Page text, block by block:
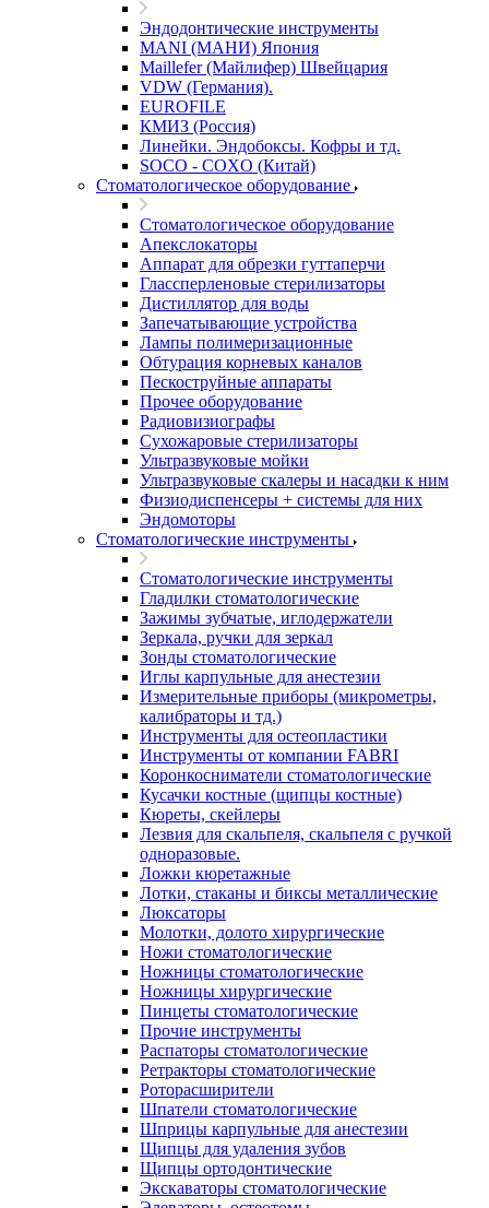
Эндодонтические инструменты
MANI (МАНИ) Япония
Maillefer (Майлифер) Швейцария
VDW (Германия).
EUROFILE
КМИЗ (Россия)
Линейки. Эндобоксы. Кофры и тд.
SOCO - COXO (Китай)
Стоматологическое оборудование
Стоматологическое оборудование
Апекслокаторы
Аппарат для обрезки гуттаперчи
Глассперленовые стерилизаторы
Дистиллятор для воды
Запечатывающие устройства
Лампы полимеризационные
Обтурация корневых каналов
Пескоструйные аппараты
Прочее оборудование
Радиовизиографы
Сухожаровые стерилизаторы
Ультразвуковые мойки
Ультразвуковые скалеры и насадки к ним
Физиодиспенсеры + системы для них
Эндомоторы
Стоматологические инструменты
Стоматологические инструменты
Гладилки стоматологические
Зажимы зубчатые, иглодержатели
Зеркала, ручки для зеркал
Зонды стоматологические
Иглы карпульные для анестезии
Измерительные приборы (микрометры,
калибраторы и тд.)
Инструменты для остеопластики
Инструменты от компании FABRI
Коронкосниматели стоматологические
Кусачки костные (щипцы костные)
Кюреты, скейлеры
Лезвия для скальпеля, скальпеля с ручкой
одноразовые.
Ложки кюретажные
Лотки, стаканы и биксы металлические
Люксаторы
Молотки, долото хирургические
Ножи стоматологические
Ножницы стоматологические
Ножницы хирургические
Пинцеты стоматологические
Прочие инструменты
Распаторы стоматологические
Ретракторы стоматологические
Роторасширители
Шпатели стоматологические
Шприцы карпульные для анестезии
Щипцы для удаления зубов
Щипцы ортодонтические
Экскаваторы стоматологические